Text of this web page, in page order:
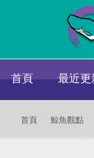
首頁 最近更
首頁 鯨魚觀點